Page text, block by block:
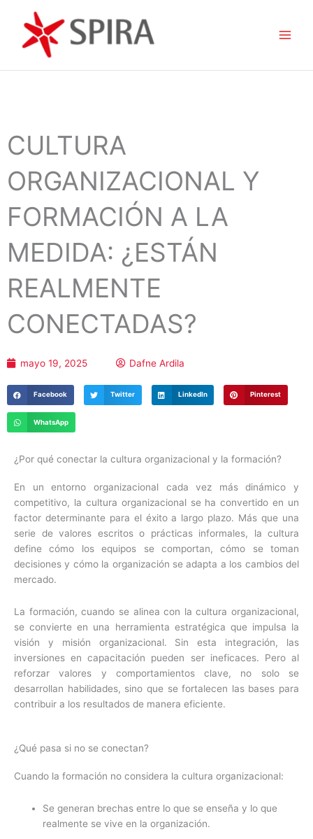
contenido
CULTURA
ORGANIZACIONAL Y
FORMACIÓN A LA
MEDIDA: ¿ESTÁN
REALMENTE
CONECTADAS?
mayo 19, 2025 Dafne Ardila
Facebook Twitter LinkedIn Pinterest
WhatsApp
¿Por qué conectar la cultura organizacional y la formación?
En un entorno organizacional cada vez más dinámico y
competitivo, la cultura organizacional se ha convertido en un
factor determinante para el éxito a largo plazo. Más que una
serie de valores escritos o prácticas informales, la cultura
define cómo los equipos se comportan, cómo se toman
decisiones y cómo la organización se adapta a los cambios del
mercado.
La formación, cuando se alinea con la cultura organizacional,
se convierte en una herramienta estratégica que impulsa la
visión y misión organizacional. Sin esta integración, las
inversiones en capacitación pueden ser ineficaces. Pero al
reforzar valores y comportamientos clave, no solo se
desarrollan habilidades, sino que se fortalecen las bases para
contribuir a los resultados de manera eficiente.
¿Qué pasa si no se conectan?
Cuando la formación no considera la cultura organizacional:
Se generan brechas entre lo que se enseña y lo que
realmente se vive en la organización.